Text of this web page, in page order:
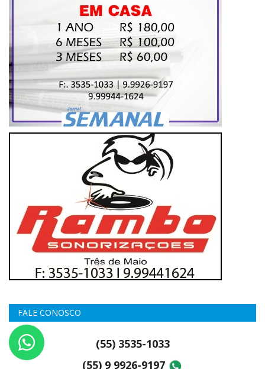
FALE CONOSCO
(55) 3535-1033
(55) 9 9926-9197